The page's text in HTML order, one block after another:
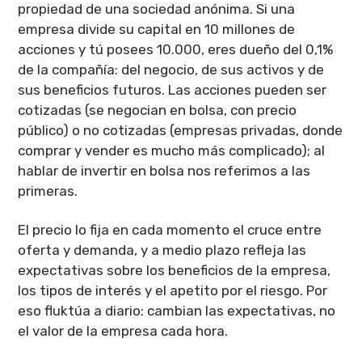
propiedad de una sociedad anónima. Si una
empresa divide su capital en 10 millones de
acciones y tú posees 10.000, eres dueño del 0,1%
de la compañía: del negocio, de sus activos y de
sus beneficios futuros. Las acciones pueden ser
cotizadas (se negocian en bolsa, con precio
público) o no cotizadas (empresas privadas, donde
comprar y vender es mucho más complicado); al
hablar de invertir en bolsa nos referimos a las
primeras.
El precio lo fija en cada momento el cruce entre
oferta y demanda, y a medio plazo refleja las
expectativas sobre los beneficios de la empresa,
los tipos de interés y el apetito por el riesgo. Por
eso fluktúa a diario: cambian las expectativas, no
el valor de la empresa cada hora.